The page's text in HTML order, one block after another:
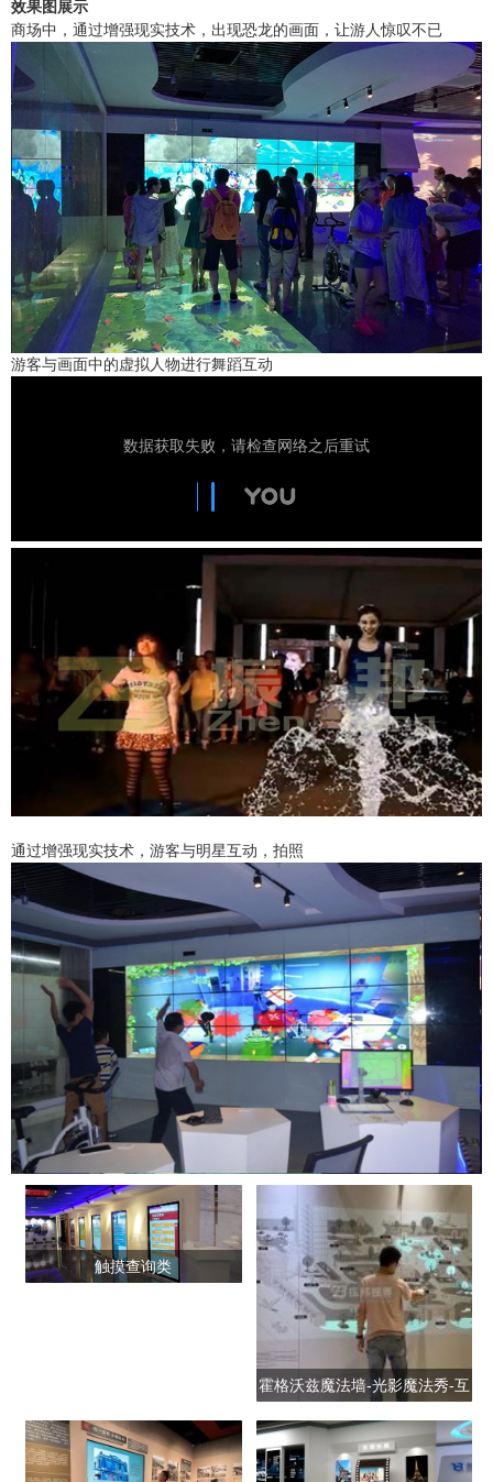
效果图展示
商场中，通过增强现实技术，出现恐龙的画面，让游人惊叹不已
游客与画面中的虚拟人物进行舞蹈互动
通过增强现实技术，游客与明星互动，拍照
触摸查询类
霍格沃兹魔法墙-光影魔法秀-互
动装置艺术-数字展览